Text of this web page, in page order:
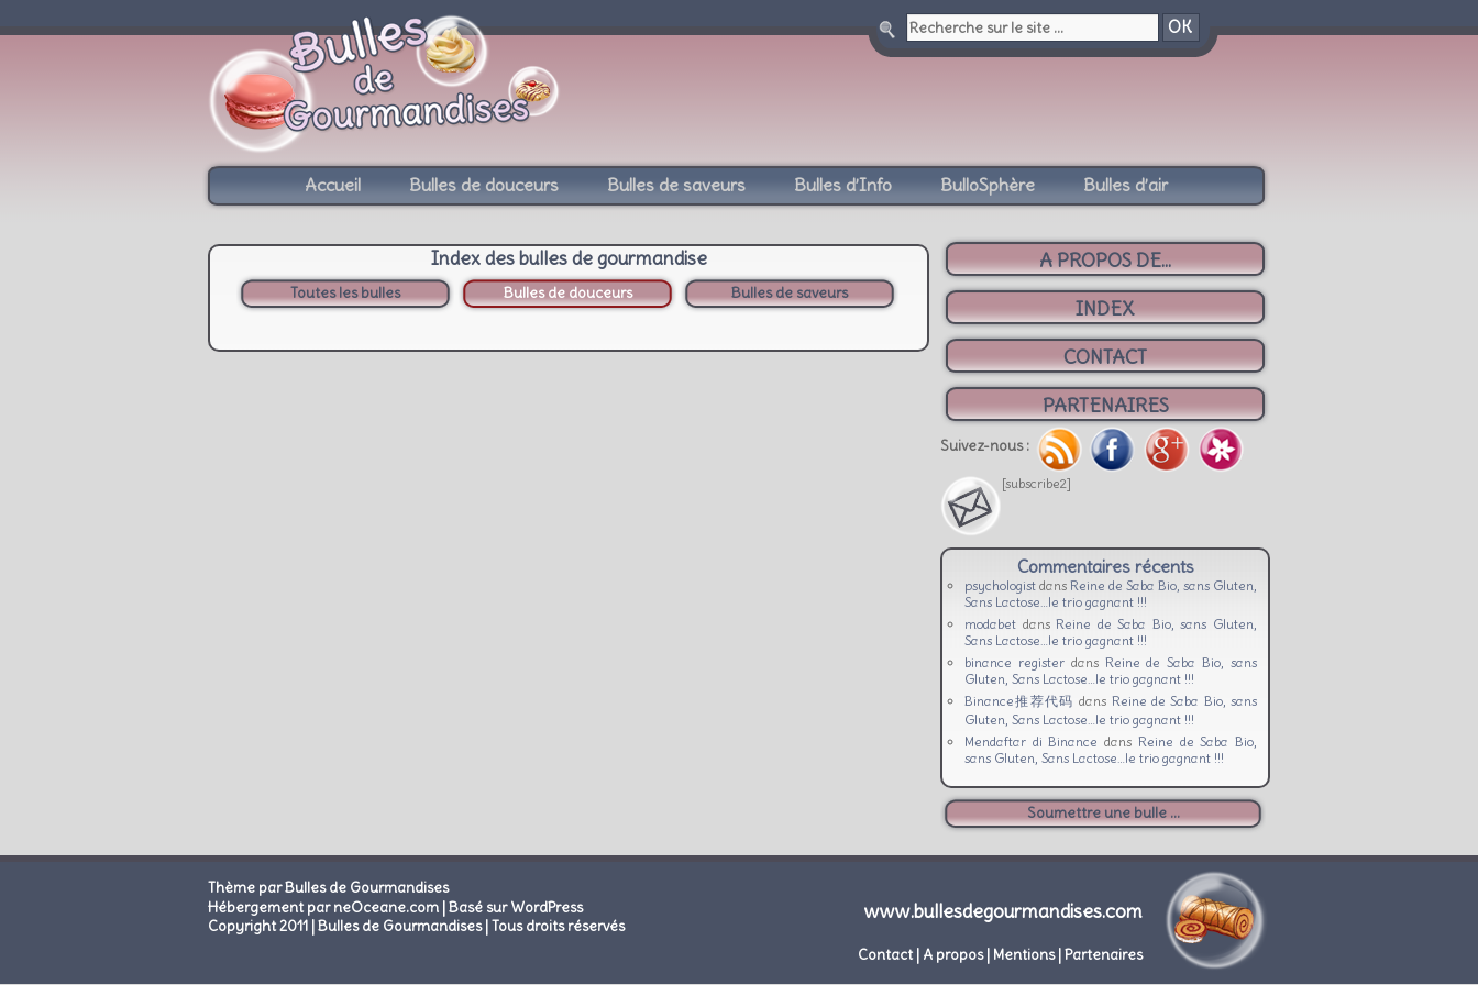
OK
Accueil Bulles de douceurs Bulles de saveurs Bulles d’Info BulloSphère Bulles d’air
Index des bulles de gourmandise
Toutes les bulles Bulles de douceurs Bulles de saveurs
A PROPOS DE...
INDEX
CONTACT
PARTENAIRES
Suivez-nous :
[subscribe2]
Commentaires récents
psychologist dans Reine de Saba Bio, sans Gluten,
Sans Lactose…le trio gagnant !!!
modabet dansReine de Saba Bio, sans Gluten,
Sans Lactose…le trio gagnant !!!
binance registerdans Reine de Saba Bio, sans
Gluten, Sans Lactose…le trio gagnant !!!
Binance推荐代码 dans Reine de Saba Bio, sans
Gluten, Sans Lactose…le trio gagnant !!!
Mendaftar di Binance dans Reine de Saba Bio,
sans Gluten, Sans Lactose…le trio gagnant !!!
Soumettre une bulle ...
Thème par Bulles de Gourmandises
Hébergement par neOceane.com |Basé sur WordPress
Copyright 2011 | Bulles de Gourmandises | Tous droits réservés
www.bullesdegourmandises.com
Contact| A propos| Mentions|Partenaires